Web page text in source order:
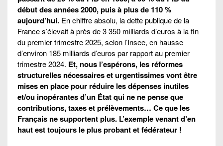
début des années 2000, puis à plus de 110 %
aujourd’hui. En chiffre absolu, la dette publique de la
France s’élevait à près de 3 350 milliards d’euros à la fin
du premier trimestre 2025, selon l’Insee, en hausse
d’environ 185 milliards d’euros par rapport au premier
trimestre 2024. Et, nous l’espérons, les réformes
structurelles nécessaires et urgentissimes vont être
mises en place pour réduire les dépenses inutiles
et/ou inopérantes d’un État qui ne ne pense que
contributions, taxes et prélèvements… Ce que les
Français ne supportent plus. L’exemple venant d’en
haut est toujours le plus probant et fédérateur !